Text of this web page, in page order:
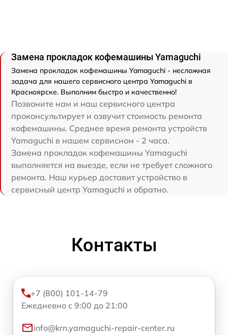
Замена прокладок кофемашины Yamaguchi
Замена прокладок кофемашины Yamaguchi - несложная
задача для нашего сервисного центра Yamaguchi в
Красноярске. Выполним быстро и качественно!
Позвоните нам и наш сервисного центра
проконсультирует и озвучит стоимость ремонта
кофемашины. Среднее время ремонта устройств
Yamaguchi в нашем сервисном - 2 часа.
Замена прокладок кофемашины Yamaguchi
выполняется на выезде, если не требует сложного
ремонта. Наш курьер доставит устройство в
сервисный центр Yamaguchi и обратно.
Контакты
+7 (800) 101-14-79
Ежедневно с 9:00 до 21:00
info@krn.yamaguchi-repair-center.ru